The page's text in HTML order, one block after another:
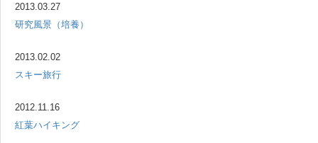
2013.03.27
研究風景（培養）
2013.02.02
スキー旅行
2012.11.16
紅葉ハイキング